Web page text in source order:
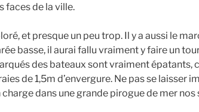
faces de la ville.
et presque un peu trop. Il y a aussi le
basse, il aurai fallu vraiment y faire un
des bateaux sont vraiment épatants,
de 1,5m d’envergure. Ne pas se laisser
dans une grande pirogue de mer